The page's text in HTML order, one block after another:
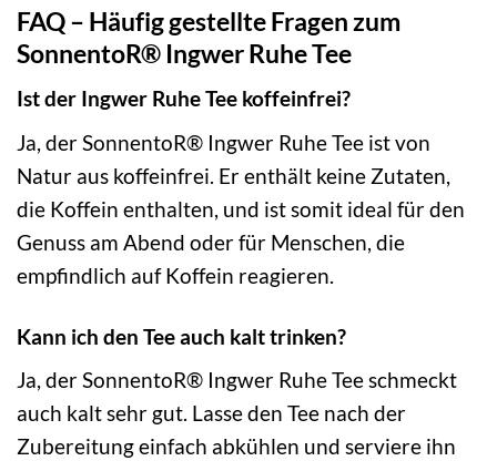
FAQ – Häufig gestellte Fragen zum
SonnentoR® Ingwer Ruhe Tee
Ist der Ingwer Ruhe Tee koffeinfrei?
Ja, der SonnentoR® Ingwer Ruhe Tee ist von
Natur aus koffeinfrei. Er enthält keine Zutaten,
die Koffein enthalten, und ist somit ideal für den
Genuss am Abend oder für Menschen, die
empfindlich auf Koffein reagieren.
Kann ich den Tee auch kalt trinken?
Ja, der SonnentoR® Ingwer Ruhe Tee schmeckt
auch kalt sehr gut. Lasse den Tee nach der
Zubereitung einfach abkühlen und serviere ihn